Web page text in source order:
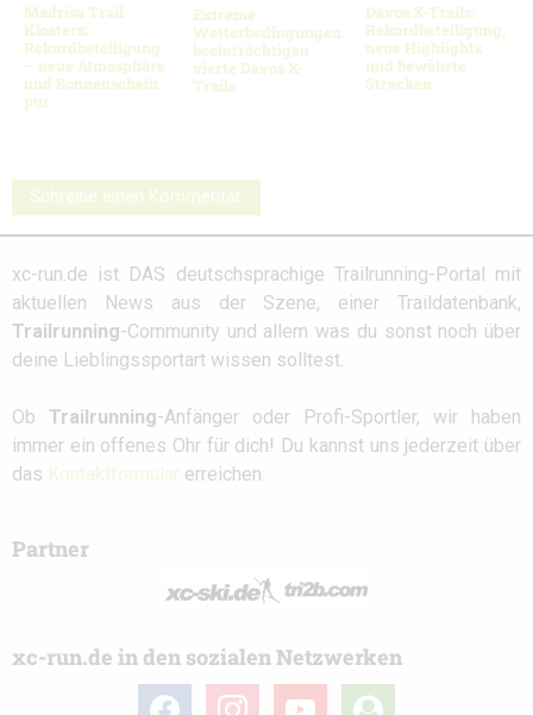
Madrisa Trail
Klosters:
Rekordbeteiligung
– neue Atmosphäre
und Sonnenschein
pur
Extreme
Wetterbedingungen
beeinträchtigen
vierte Davos X-
Trails
Davos X-Trails:
Rekordbeteiligung,
neue Highlights
und bewährte
Strecken
Schreibe einen Kommentar
xc-run.de ist DAS deutschsprachige Trailrunning-Portal mit
aktuellen News aus der Szene, einer Traildatenbank,
Trailrunning-Community und allem was du sonst noch über
deine Lieblingssportart wissen solltest.
Ob Trailrunning-Anfänger oder Profi-Sportler, wir haben
immer ein offenes Ohr für dich! Du kannst uns jederzeit über
das Kontaktformular erreichen.
Partner
xc-run.de in den sozialen Netzwerken
facebook instagramyoutube
user-